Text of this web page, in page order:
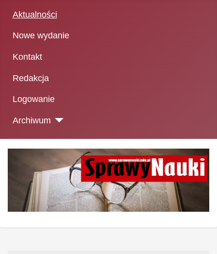
Aktualności
Nowe wydanie
Kontakt
Redakcja
Logowanie
Archiwum